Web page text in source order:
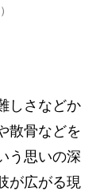
しさなどか
散骨などを
う思いの深
が広がる現